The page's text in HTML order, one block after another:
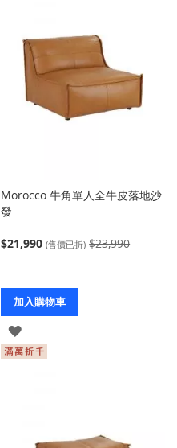
Morocco 牛角單人全牛皮落地沙
發
$21,990 (售價已折) $23,990
加入購物車
登
入